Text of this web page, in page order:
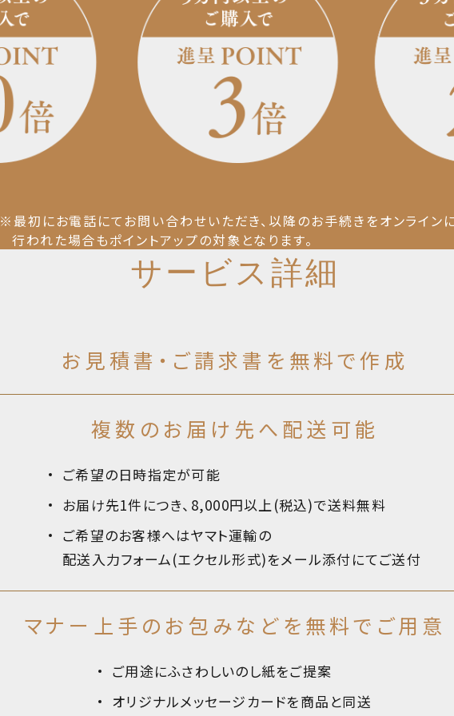
※最初にお電話にてお問い合わせいただき、 以降のお手続きをオンライン
行われた場合もポイントアップの対象となります。
サービス詳細
お見積書・ご請求書を無料で作成
複数のお届け先へ配送可能
ご希望の日時指定が可能
お届け先1件につき、8,000円以上(税込)で送料無料
ご希望のお客様へはヤマト運輸の
配送入力フォーム(エクセル形式)をメール添付にてご送付
マナー上手のお包みなどを無料でご用意
ご用途にふさわしいのし紙をご提案
オリジナルメッセージカードを商品と同送